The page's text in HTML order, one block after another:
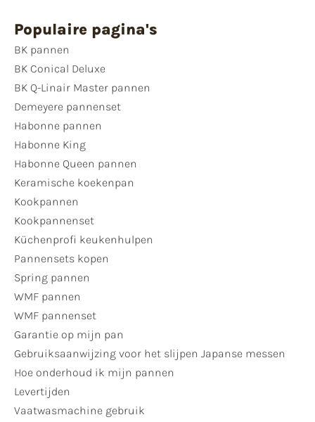
Populaire pagina's
BK pannen
BK Conical Deluxe
BK Q-Linair Master pannen
Demeyere pannenset
Habonne pannen
Habonne King
Habonne Queen pannen
Keramische koekenpan
Kookpannen
Kookpannenset
Küchenprofi keukenhulpen
Pannensets kopen
Spring pannen
WMF pannen
WMF pannenset
Garantie op mijn pan
Gebruiksaanwijzing voor het slijpen Japanse messen
Hoe onderhoud ik mijn pannen
Levertijden
Vaatwasmachine gebruik